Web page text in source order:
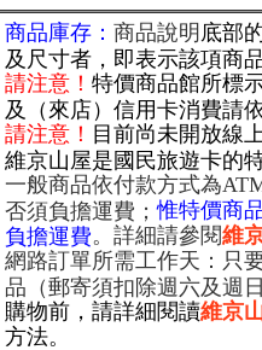
商品庫存： 商品說明 底部
及尺寸者，即表示該項商
請注意！ 特價商品館所標
及（來店）信用卡消費請
請注意！ 目前尚未開放線
維京山屋是國民旅遊卡的
一般商品依付款方式為
否須負擔運費；惟特價商
負擔運費。詳細請參閱維
網路訂單所需工作天：只
品（郵寄須扣除週六及週
購物前，請詳細閱讀維京
方法。